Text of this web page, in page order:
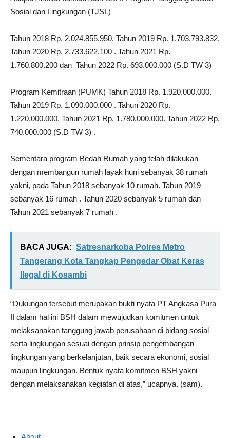
Sosial dan Lingkungan (TJSL)
Tahun 2018 Rp. 2.024.855.950. Tahun 2019 Rp. 1.703.793.832.
Tahun 2020 Rp. 2.733.622.100 . Tahun 2021 Rp.
1.760.800.200 dan Tahun 2022 Rp. 693.000.000 (S.D TW 3)
Program Kemitraan (PUMK) Tahun 2018 Rp. 1.920.000.000.
Tahun 2019 Rp. 1.090.000.000 . Tahun 2020 Rp.
1.220.000.000. Tahun 2021 Rp. 1.780.000.000. Tahun 2022 Rp.
740.000.000 (S.D TW 3) .
Sementara program Bedah Rumah yang telah dilakukan
dengan membangun rumah layak huni sebanyak 38 rumah
yakni, pada Tahun 2018 sebanyak 10 rumah. Tahun 2019
sebanyak 16 rumah . Tahun 2020 sebanyak 5 rumah dan
Tahun 2021 sebanyak 7 rumah .
BACA JUGA: Satresnarkoba Polres Metro
Tangerang Kota Tangkap Pengedar Obat Keras
Ilegal di Kosambi
“Dukungan tersebut merupakan bukti nyata PT Angkasa Pura
II dalam hal ini BSH dalam mewujudkan komitmen untuk
melaksanakan tanggung jawab perusahaan di bidang sosial
serta lingkungan sesuai dengan prinsip pengembangan
lingkungan yang berkelanjutan, baik secara ekonomi, sosial
maupun lingkungan. Bentuk nyata komitmen BSH yakni
dengan melaksanakan kegiatan di atas,” ucapnya. (sam).